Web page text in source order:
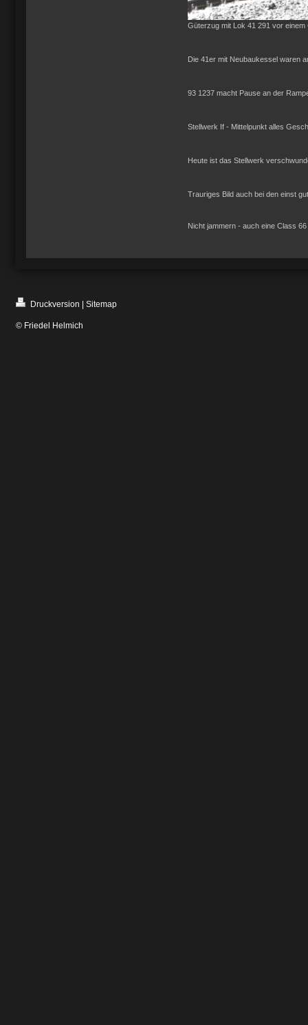
Güterzug mit Lok 41 291 vor
Die 41er mit Neubaukessel waren
93 1237 macht Pause an der
Stellwerk If - Mittelpunkt alles
Heute ist das Stellwerk
Trauriges Bild auch bei den einst
Nicht jammern - auch eine Class
Druckversion | Sitemap
© Friedel Helmich